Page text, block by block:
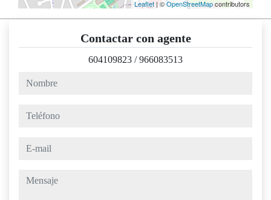
Leaflet | ©OpenStreetMapcontributors
Contactar con agente
604109823 /966083513
nombre
teléfono
e-mail
mensaje